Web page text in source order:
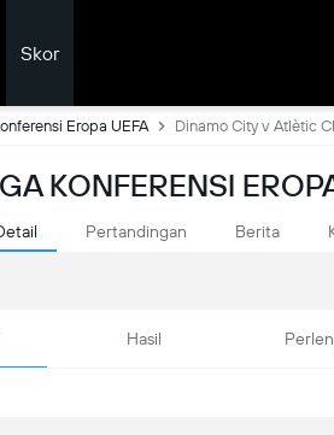
Skor
Eropa UEFA Dinamo City v Atlètic
KONFERENSI
Pertandingan Berita
Hasil